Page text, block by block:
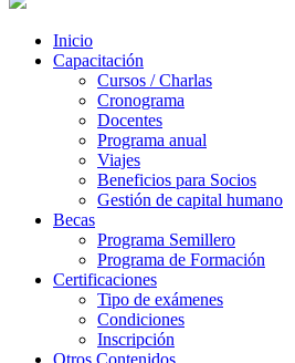
Inicio
Capacitación
Cursos / Charlas
Cronograma
Docentes
Programa anual
Viajes
Beneficios para Socios
Gestión de capital humano
Becas
Programa Semillero
Programa de Formación
Certificaciones
Tipo de exámenes
Condiciones
Inscripción
Otros Contenidos